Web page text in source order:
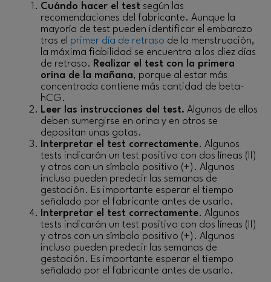
Cuándo hacer el test según las
recomendaciones del fabricante. Aunque la
mayoría de test pueden identificar el embarazo
tras el primer día de retraso de la menstruación,
la máxima fiabilidad se encuentra a los diez días
de retraso. Realizar el test con la primera
orina de la mañana, porque al estar más
concentrada contiene más cantidad de beta-
hCG.
Leer las instrucciones del test. Algunos de ellos
deben sumergirse en orina y en otros se
depositan unas gotas.
Interpretar el test correctamente. Algunos
tests indicarán un test positivo con dos líneas (II)
y otros con un símbolo positivo (+). Algunos
incluso pueden predecir las semanas de
gestación. Es importante esperar el tiempo
señalado por el fabricante antes de usarlo.
Interpretar el test correctamente. Algunos
tests indicarán un test positivo con dos líneas (II)
y otros con un símbolo positivo (+). Algunos
incluso pueden predecir las semanas de
gestación. Es importante esperar el tiempo
señalado por el fabricante antes de usarlo.